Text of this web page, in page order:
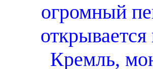
огромный
Кремль,